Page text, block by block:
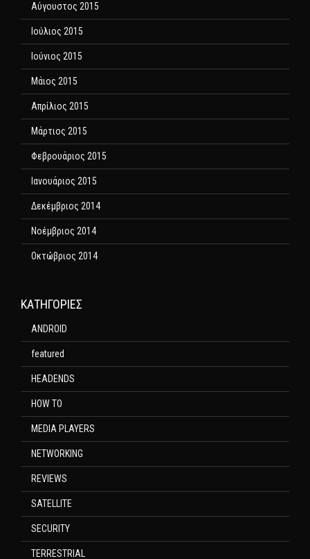
Αύγουστος 2015
Ιούλιος 2015
Ιούνιος 2015
Μάιος 2015
Απρίλιος 2015
Μάρτιος 2015
Φεβρουάριος 2015
Ιανουάριος 2015
Δεκέμβριος 2014
Νοέμβριος 2014
Οκτώβριος 2014
KΑΤΗΓΟΡΊΕΣ
ANDROID
featured
HEADENDS
HOW TO
MEDIA PLAYERS
NETWORKING
REVIEWS
SATELLITE
SECURITY
TERRESTRIAL